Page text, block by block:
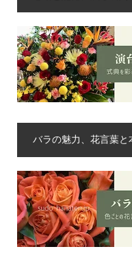
バラの魅力、花言葉と